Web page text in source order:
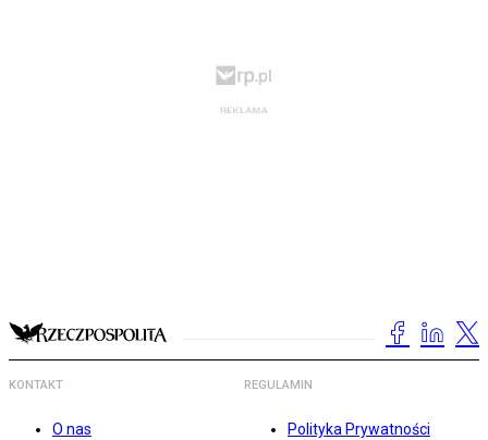
KONTAKT
O nas
REGULAMIN
Polityka Prywatności